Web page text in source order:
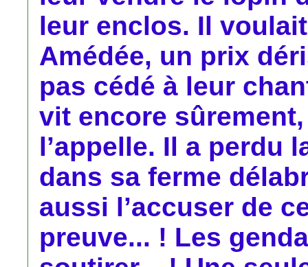
leur enclos. Il
Amédée, un prix
pas cédé à leur
vit encore
l’appelle. Il a perdu
dans sa ferme
aussi l’accuser de
preuve... ! Les